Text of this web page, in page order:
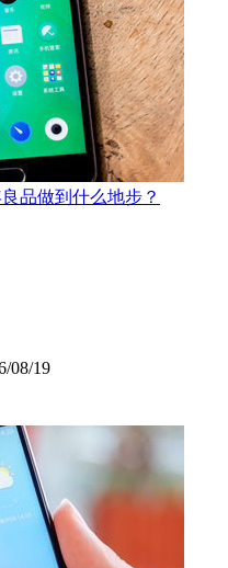
品做到什么地步？
08/19